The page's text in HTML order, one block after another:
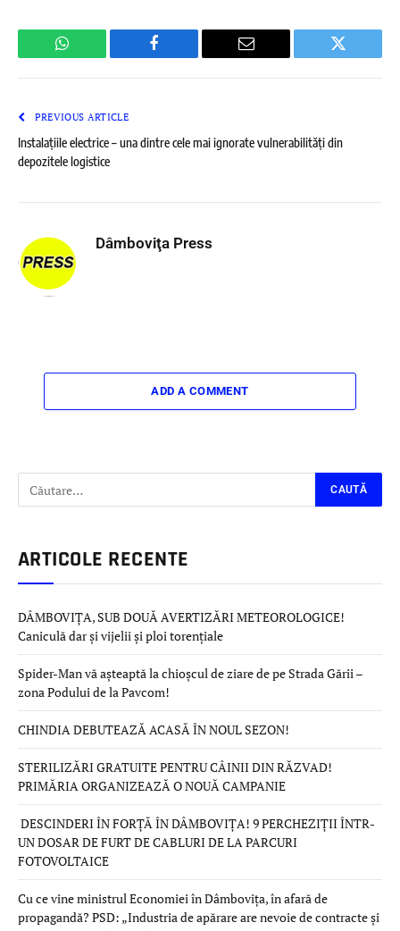
WhatsApp Facebook Email Twitter
PREVIOUS ARTICLE
Instalațiile electrice – una dintre cele mai ignorate vulnerabilități din
depozitele logistice
Dâmboviţa Press
ADD A COMMENT
ARTICOLE RECENTE
DÂMBOVIȚA, SUB DOUĂ AVERTIZĂRI METEOROLOGICE!
Caniculă dar și vijelii și ploi torențiale
Spider-Man vă așteaptă la chioșcul de ziare de pe Strada Gării –
zona Podului de la Pavcom!
CHINDIA DEBUTEAZĂ ACASĂ ÎN NOUL SEZON!
STERILIZĂRI GRATUITE PENTRU CÂINII DIN RĂZVAD!
PRIMĂRIA ORGANIZEAZĂ O NOUĂ CAMPANIE
DESCINDERI ÎN FORȚĂ ÎN DÂMBOVIȚA! 9 PERCHEZIȚII ÎNTR-
UN DOSAR DE FURT DE CABLURI DE LA PARCURI
FOTOVOLTAICE
Cu ce vine ministrul Economiei în Dâmbovița, în afară de
propagandă? PSD: „Industria de apărare are nevoie de contracte și